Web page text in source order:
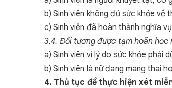
b) Sinh viên không đủ sức khỏe về
c) Sinh viên đã hoàn thành nghĩa
3.4. Đối tượng được tạm hoãn học
a) Sinh viên vì lý do sức khỏe phải
b) Sinh viên là nữ đang mang thai
4. Thủ tục để thực hiện xét